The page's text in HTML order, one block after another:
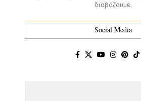
διαβάζουμε.
Social Media